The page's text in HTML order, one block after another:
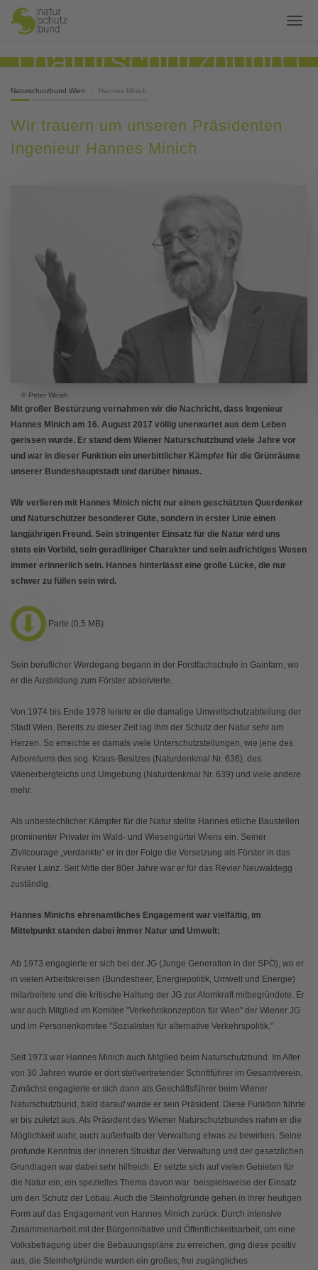
Naturschutzbund Wien Hannes Minich
Wir trauern um unseren Präsidenten
Ingenieur Hannes Minich
© Peter Weish
Mit großer Bestürzung vernahmen wir die Nachricht, dass Ingenieur
Hannes Minich am 16. August 2017 völlig unerwartet aus dem Leben
gerissen wurde. Er stand dem Wiener Naturschutzbund viele Jahre vor
und war in dieser Funktion ein unerbittlicher Kämpfer für die Grünräume
unserer Bundeshauptstadt und darüber hinaus.
Wir verlieren mit Hannes Minich nicht nur einen geschätzten Querdenker
und Naturschützer besonderer Güte, sondern in erster Linie einen
langjährigen Freund. Sein stringenter Einsatz für die Natur wird uns
stets ein Vorbild, sein geradliniger Charakter und sein aufrichtiges Wesen
immer erinnerlich sein. Hannes hinterlässt eine große Lücke, die nur
schwer zu füllen sein wird.
Parte (0,5 MB)
Sein beruflicher Werdegang begann in der Forstfachschule in Gainfarn, wo
er die Ausbildung zum Förster absolvierte.
Von 1974 bis Ende 1978 leitete er die damalige Umweltschutzabteilung der
Stadt Wien. Bereits zu dieser Zeit lag ihm der Schutz der Natur sehr am
Herzen. So erreichte er damals viele Unterschutzstellungen, wie jene des
Arboretums des sog. Kraus-Besitzes (Naturdenkmal Nr. 636), des
Wienerbergteichs und Umgebung (Naturdenkmal Nr. 639) und viele andere
mehr.
Als unbestechlicher Kämpfer für die Natur stellte Hannes etliche Baustellen
prominenter Privater im Wald- und Wiesengürtel Wiens ein. Seiner
Zivilcourage „verdankte“ er in der Folge die Versetzung als Förster in das
Revier Lainz. Seit Mitte der 80er Jahre war er für das Revier Neuwaldegg
zuständig.
Hannes Minichs ehrenamtliches Engagement war vielfältig, im
Mittelpunkt standen dabei immer Natur und Umwelt:
Ab 1973 engagierte er sich bei der JG (Junge Generation in der SPÖ), wo er
in vielen Arbeitskreisen (Bundesheer, Energiepolitik, Umwelt und Energie)
mitarbeitete und die kritische Haltung der JG zur Atomkraft mitbegründete. Er
war auch Mitglied im Komitee "Verkehrskonzeption für Wien" der Wiener JG
und im Personenkomitee "Sozialisten für alternative Verkehrspolitik."
Seit 1973 war Hannes Minich auch Mitglied beim Naturschutzbund. Im Alter
von 30 Jahren wurde er dort stellvertretender Schriftführer im Gesamtverein.
Zunächst engagierte er sich dann als Geschäftsführer beim Wiener
Naturschutzbund, bald darauf wurde er sein Präsident. Diese Funktion führte
er bis zuletzt aus. Als Präsident des Wiener Naturschutzbundes nahm er die
Möglichkeit wahr, auch außerhalb der Verwaltung etwas zu bewirken. Seine
profunde Kenntnis der inneren Struktur der Verwaltung und der gesetzlichen
Grundlagen war dabei sehr hilfreich. Er setzte sich auf vielen Gebieten für
die Natur ein, ein spezielles Thema davon war beispielsweise der Einsatz
um den Schutz der Lobau. Auch die Steinhofgründe gehen in ihrer heutigen
Form auf das Engagement von Hannes Minich zurück: Durch intensive
Zusammenarbeit mit der Bürgerinitiative und Öffentlichkeitsarbeit, um eine
Volksbefragung über die Bebauungspläne zu erreichen, ging diese positiv
aus, die Steinhofgründe wurden ein großes, frei zugängliches